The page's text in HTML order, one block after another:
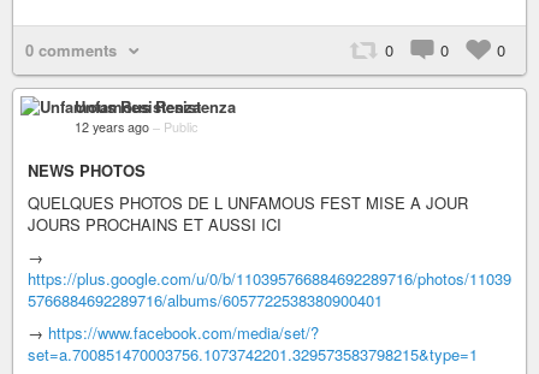
0 comments 0 0 0
Unfamous Resistenza
12 years ago – Public
NEWS PHOTOS
QUELQUES PHOTOS DE L UNFAMOUS FEST MISE A JOUR
JOURS PROCHAINS ET AUSSI ICI
→
https://plus.google.com/u/0/b/110395766884692289716/photos/11039
5766884692289716/albums/6057722538380900401
→ https://www.facebook.com/media/set/?
set=a.700851470003756.1073742201.329573583798215&type=1